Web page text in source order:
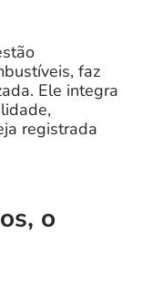
faz
Ele integra
registrada
o